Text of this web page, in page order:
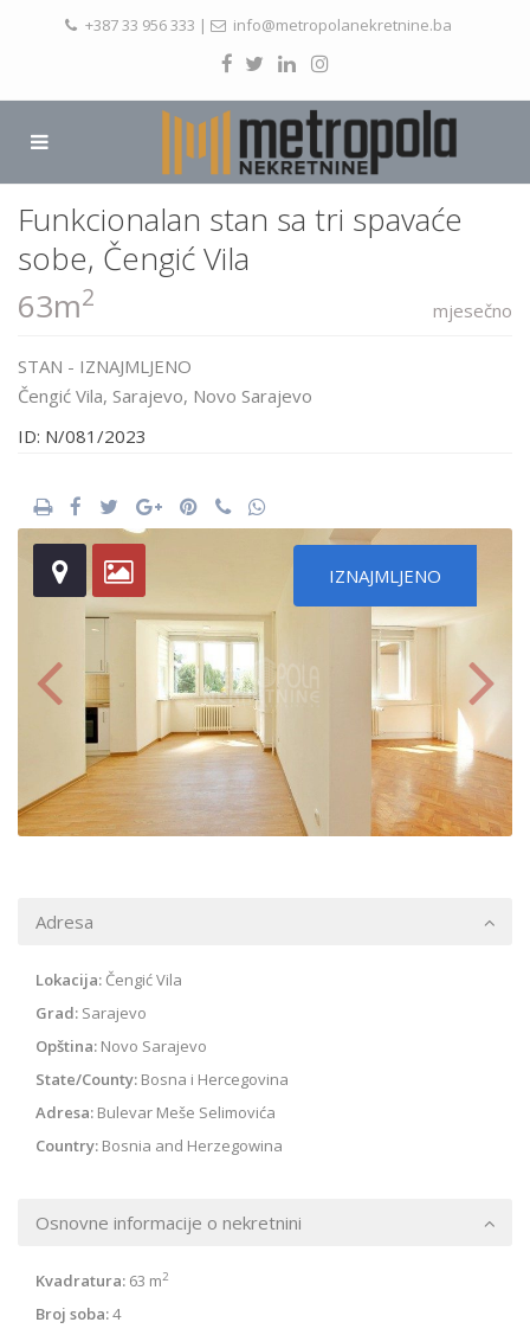
+387 33 956 333 | info@metropolanekretnine.ba
Funkcionalan stan sa tri spavaće
sobe, Čengić Vila
63m2 mjesečno
STAN - IZNAJMLJENO
Čengić Vila, Sarajevo, Novo Sarajevo
ID: N/081/2023
IZNAJMLJENO
Adresa
Lokacija: Čengić Vila
Grad: Sarajevo
Opština: Novo Sarajevo
State/County: Bosna i Hercegovina
Adresa: Bulevar Meše Selimovića
Country: Bosnia and Herzegowina
Osnovne informacije o nekretnini
Kvadratura: 63 m2
Broj soba:4